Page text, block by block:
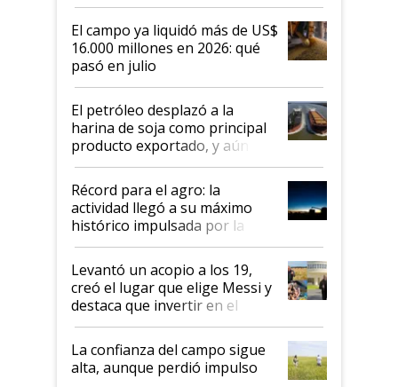
El campo ya liquidó más de US$
16.000 millones en 2026: qué
pasó en julio
El petróleo desplazó a la
harina de soja como principal
producto exportado, y aún así
el agro aportó casi seis de cada
diez dólares y sostuvo el
liderazgo en un semestre
récord
Récord para el agro: la
actividad llegó a su máximo
histórico impulsada por la
cosecha y las exportaciones
Levantó un acopio a los 19,
creó el lugar que elige Messi y
destaca que invertir en el
kirchnerismo era como "darle
plata a un hijo para droga":
Juan Félix Rossetti, el libertario
que de una dura crisis salió
La confianza del campo sigue
alta, aunque perdió impulso